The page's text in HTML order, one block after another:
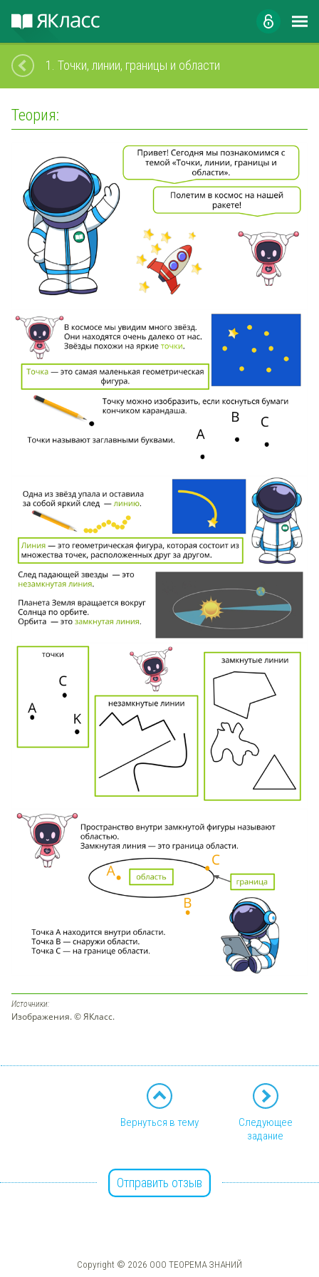
1. Точки, линии, границы и области
Теория:
Источники:
Изображения. © ЯКласс.
Вернуться в тему
Следующее
задание
Отправить отзыв
Copyright © 2026 ООО ТЕОРЕМА ЗНАНИЙ